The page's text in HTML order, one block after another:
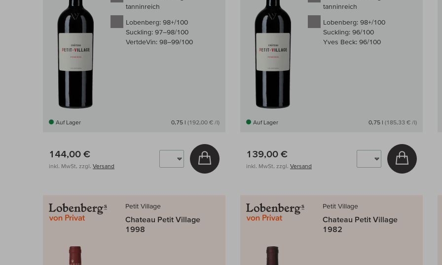
tanninreich
Lobenberg: 98+/100
Suckling: 97–98/100
VertdeVin: 98–99/100
Auf Lager 0,75 l (192,00 € /l)
144,00 €
inkl. MwSt, zzgl. Versand
In den Warenkorb
tanninreich
Lobenberg: 98+/100
Suckling: 96/100
Yves Beck: 96/100
Auf Lager 0,75 l (185,33 € /l)
139,00 €
inkl. MwSt, zzgl. Versand
In den
Petit Village
Chateau Petit Village
1998
Petit Village
Chateau Petit Village
1982